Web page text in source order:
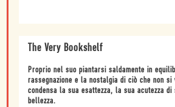
The Very Bookshelf
Proprio nel suo piantarsi saldamente in
rassegnazione e la nostalgia di ciò che non si
condensa la sua esattezza, la sua acutezza
bellezza.